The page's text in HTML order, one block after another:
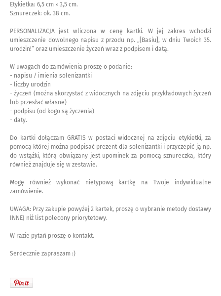
Etykietka: 6,5 cm × 3,5 cm.
Sznureczek: ok. 38 cm.
PERSONALIZACJA jest wliczona w cenę kartki. W jej zakres wchodzi
umieszczenie dowolnego napisu z przodu np. „[Basiu], w dniu Twoich 35.
urodzin!” oraz umieszczenie życzeń wraz z podpisem i datą.
W uwagach do zamówienia proszę o podanie:
- napisu / imienia solenizantki
- liczby urodzin
- życzeń (można skorzystać z widocznych na zdjęciu przykładowych życzeń
lub przesłać własne)
- podpisu (od kogo są życzenia)
- daty.
Do kartki dołączam GRATIS w postaci widocznej na zdjęciu etykietki, za
pomocą której można podpisać prezent dla solenizantki i przyczepić ją np.
do wstążki, którą obwiązany jest upominek za pomocą sznureczka, który
również znajduje się w zestawie.
Mogę również wykonać nietypową kartkę na Twoje indywidualne
zamówienie.
UWAGA: Przy zakupie powyżej 2 kartek, proszę o wybranie metody dostawy
INNEJ niż list polecony priorytetowy.
W razie pytań proszę o kontakt.
Serdecznie zapraszam :)